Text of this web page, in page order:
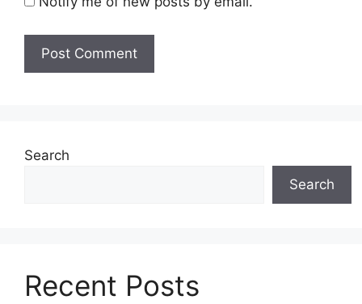
Search
Search
Recent Posts